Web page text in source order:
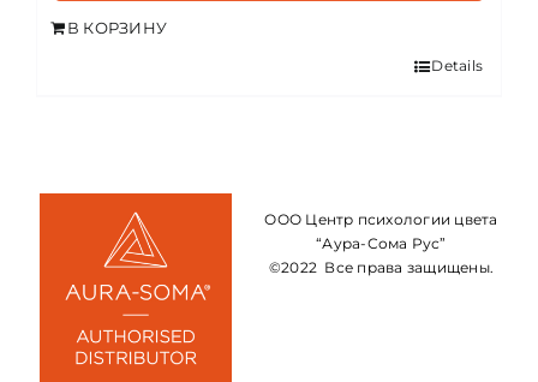
БЛОГ В КОРЗИНУ
Details
ООО Центр психологии цвета
“Аура-Сома Рус”
©2022 Все права защищены.